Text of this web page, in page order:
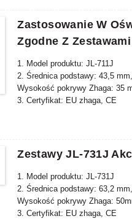
Zastosowanie W
Zgodne Z
1. Model produktu: JL-711J
2. Średnica podstawy: 43,5 mm,
Wysokość pokrywy Zhaga: 35
3. Certyfikat: EU zhaga, CE
Zestawy JL-731J
1. Model produktu: JL-731J
2. Średnica podstawy: 63,2 mm,
Wysokość pokrywy Zhaga:
3. Certyfikat: EU zhaga, CE